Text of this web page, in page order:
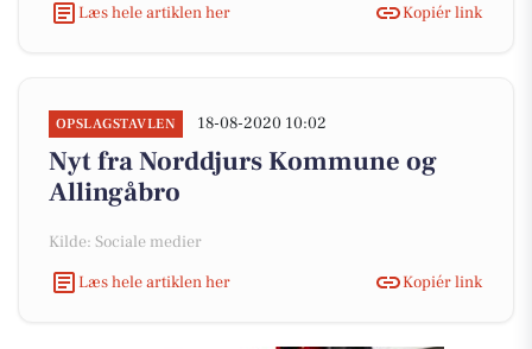
Læs hele artiklen her
Kopiér link
OPSLAGSTAVLEN 18-08-2020 10:02
Nyt fra Norddjurs Kommune og
Allingåbro
Kilde: Sociale medier
Læs hele artiklen her
Kopiér link